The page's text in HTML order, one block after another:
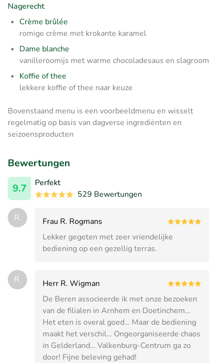
Nagerecht
Crème brûlée
romige crème met krokante karamel
Dame blanche
vanilleroomijs met warme chocoladesaus en slagroom
Koffie of thee
lekkere koffie of thee naar keuze
Bovenstaand menu is een voorbeeldmenu en wisselt
regelmatig op basis van dagverse ingrediënten en
seizoensproducten
Bewertungen
9.7
Perfekt
529 Bewertungen
R.
Frau R. Rogmans
Lekker gegeten met zeer vriendelijke
bediening op een gezellig terras.
R.
Herr R. Wigman
De Beren associeerde ik met onze bezoeken
van de filialen in Arnhem en Doetinchem…
Het eten is overal goed… Maar de bediening
maakt het verschil… Ongeorganiseerde chaos
in Gelderland… Valkenburg-Centrum ga zo
door! Fijne beleving gehad!